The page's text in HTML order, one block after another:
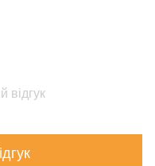
відгук